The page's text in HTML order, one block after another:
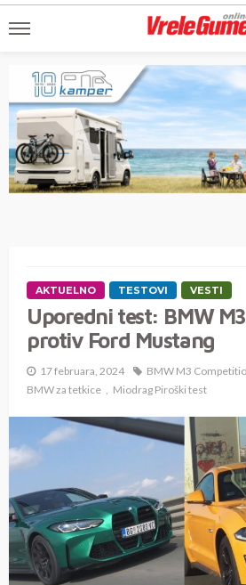
AKTUELNO TESTOVI VESTI
Uporedni test: BMW
protiv Ford Mustang
17 februara, 2024
BMW M3
BMW za tetkice
Miodrag Piroški test